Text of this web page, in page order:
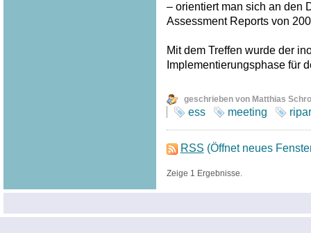
– orientiert man sich an den
Assessment Reports von
Mit dem Treffen wurde der
Implementierungsphase für
geschrieben von Matthias
ess meeting
RSS (Öffnet neues
Zeige 1 Ergebnisse.